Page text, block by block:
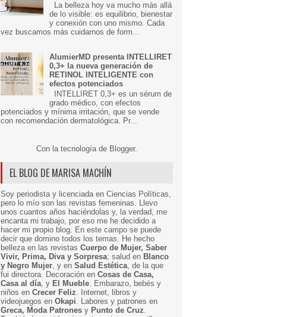
La belleza hoy va mucho más allá
de lo visible: es equilibrio, bienestar
y conexión con uno mismo. Cada
vez buscamos más cuidarnos de form...
AlumierMD presenta INTELLIRET
0,3+ la nueva generación de
RETINOL INTELIGENTE con
efectos potenciados
INTELLIRET 0,3+ es un sérum de
grado médico, con efectos
potenciados y mínima irritación, que se vende
con recomendación dermatológica. Pr...
Con la tecnología de Blogger.
EL BLOG DE MARISA MACHÍN
Soy periodista y licenciada en Ciencias Políticas,
pero lo mío son las revistas femeninas. Llevo
unos cuantos años haciéndolas y, la verdad, me
encanta mi trabajo, por eso me he decidido a
hacer mi propio blog. En este campo se puede
decir que domino todos los temas. He hecho
belleza en las revistas Cuerpo de Mujer, Saber
Vivir, Prima, Diva y Sorpresa; salud en Blanco
y Negro Mujer, y en Salud Estética, de la que
fui directora. Decoración en Cosas de Casa,
Casa al día, y El Mueble. Embarazo, bebés y
niños en Crecer Feliz. Internet, libros y
videojuegos en Okapi. Labores y patrones en
Greca, Moda Patrones y Punto de Cruz.